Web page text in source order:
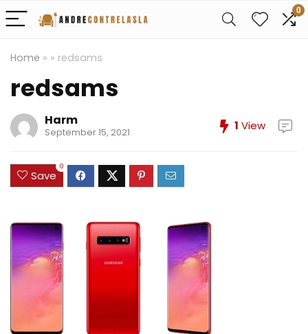
0
Home » » redsams
redsams
Harm
September 15, 2021 1 View
Save
0